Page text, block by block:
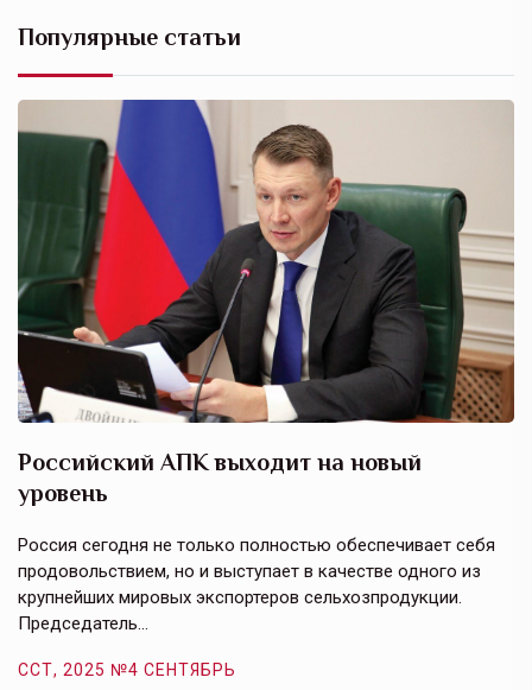
Популярные статьи
Российский АПК выходит на новый
уровень
Россия сегодня не только полностью обеспечивает себя
продовольствием, но и выступает в качестве одного из
крупнейших мировых экспортеров сельхозпродукции.
Председатель…
ССТ, 2025 №4 СЕНТЯБРЬ